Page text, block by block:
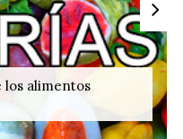
los alimentos